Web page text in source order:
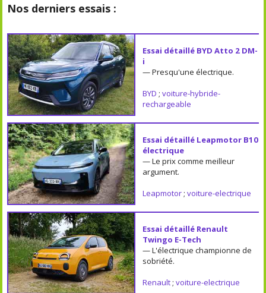
Nos derniers essais :
Essai détaillé BYD Atto 2 DM-
i
— Presqu'une électrique.
BYD ; voiture-hybride-
rechargeable
Essai détaillé Leapmotor B10
électrique
— Le prix comme meilleur
argument.
Leapmotor; voiture-electrique
Essai détaillé Renault
Twingo E-Tech
— L'électrique championne de
sobriété.
Renault; voiture-electrique